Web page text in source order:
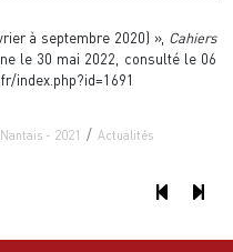
à septembre 2020) », Cahiers
le 30 mai 2022, consulté le 06
index.php?id=1691
- 2021
Actualités